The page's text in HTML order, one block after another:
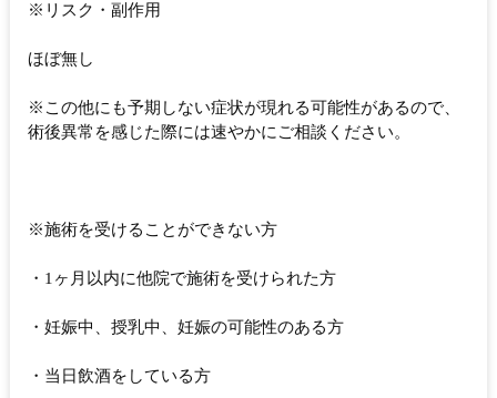
※リスク・副作用
ほぼ無し
※この他にも予期しない症状が現れる可能性があるので、
術後異常を感じた際には速やかにご相談ください。
※施術を受けることができない方
・1ヶ月以内に他院で施術を受けられた方
・妊娠中、授乳中、妊娠の可能性のある方
・当日飲酒をしている方